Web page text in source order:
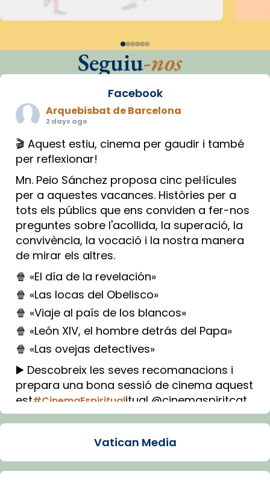
Seguiu-nos
Facebook
Arquebisbat de Barcelona
2 days ago
🎬 Aquest estiu, cinema per gaudir i també
per reflexionar!
Mn. Peio Sánchez proposa cinc pel·lícules
per a aquestes vacances. Històries per a
tots els públics que ens conviden a fer-nos
preguntes sobre l'acollida, la superació, la
convivència, la vocació i la nostra manera
de mirar els altres.
🍿 «El día de la revelación»
🍿 «Las locas del Obelisco»
🍿 «Viaje al país de los blancos»
🍿 «León XIV, el hombre detrás del Papa»
🍿 «Las ovejas detectives»
▶️ Descobreix les seves recomanacions i
prepara una bona sessió de cinema aquest
est#CinemaEspiritualitual @cinemaspiritcat
Imatge: Generada amb IA (OpenAI)
Vatican Media